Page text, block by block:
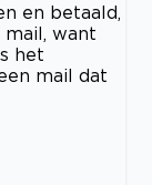
en betaald,
want
het
mail dat